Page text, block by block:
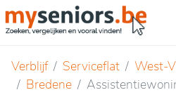
Verblijf Serviceflat West-
Bredene